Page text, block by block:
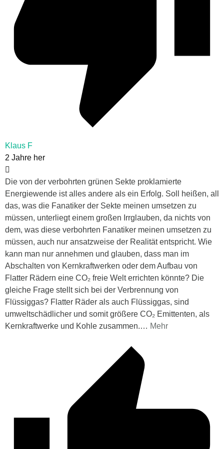
Klaus F
2 Jahre her
Die von der verbohrten grünen Sekte proklamierte
Energiewende ist alles andere als ein Erfolg. Soll heißen, all
das, was die Fanatiker der Sekte meinen umsetzen zu
müssen, unterliegt einem großen Irrglauben, da nichts von
dem, was diese verbohrten Fanatiker meinen umsetzen zu
müssen, auch nur ansatzweise der Realität entspricht. Wie
kann man nur annehmen und glauben, dass man im
Abschalten von Kernkraftwerken oder dem Aufbau von
Flatter Rädern eine CO₂ freie Welt errichten könnte? Die
gleiche Frage stellt sich bei der Verbrennung von
Flüssiggas? Flatter Räder als auch Flüssiggas, sind
umweltschädlicher und somit größere CO₂ Emittenten, als
Kernkraftwerke und Kohle zusammen.… Mehr